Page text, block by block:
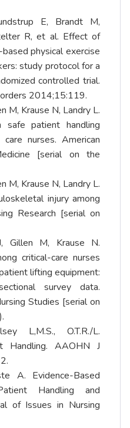
E, Brandt M,
R, et al. Effect of
physical exercise
study protocol for a
controlled trial.
2014;15:119.
M, Krause N, Landry L.
safe patient handling
nurses. American
[serial on the
M, Krause N, Landry L.
injury among
Research [serial on
M, Krause N.
critical-care nurses
lifting equipment:
survey data.
Studies [serial on
L,M.S., O.T.R./L.
Handling. AAOHN J
A. Evidence-Based
Handling and
of Issues in Nursing